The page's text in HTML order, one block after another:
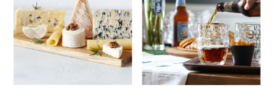
options
peuvent
être
choisies
sur